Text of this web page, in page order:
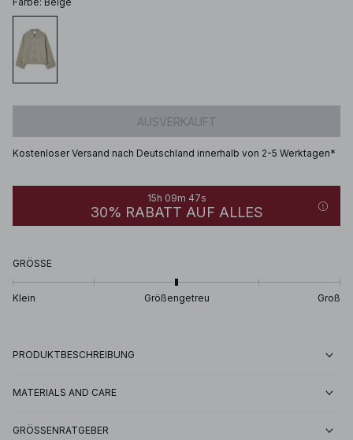
AUSVERKAUFT
Kostenloser Versand nach Deutschland innerhalb von 2-5 Werktagen*
15h 09m 47s
30% RABATT AUF ALLES
GRÖSSE
Klein Größengetreu Groß
PRODUKTBESCHREIBUNG
MATERIALS AND CARE
GRÖSSENRATGEBER